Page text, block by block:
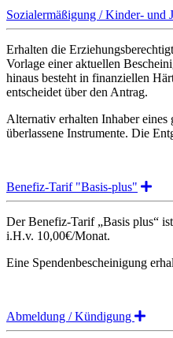
Sozialermäßigung / Kinder- und
Erhalten die
Vorlage einer aktuellen
hinaus besteht in finanziellen
entscheidet über den Antrag.
Alternativ erhalten Inhaber eines
überlassene Instrumente. Die
Benefiz-Tarif "Basis-plus"
Der Benefiz-Tarif „Basis plus“
i.H.v. 10,00€/Monat.
Eine Spendenbescheinigung
Abmeldung / Kündigung